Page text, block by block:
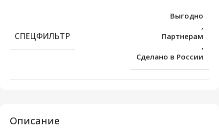
Описание
СПЕЦФИЛЬТР
Выгодно
,
Партнерам
,
Сделано в России